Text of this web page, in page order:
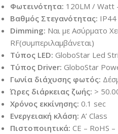
Φωτεινότητα: 120LM / Watt
Βαθμός Στεγανότητας: IP44
Dimming: Ναι με Ασύρματο
RF(συμπεριλαμβάνεται)
Τύπος LED: GloboStar Led
Τύπος Driver: GloboStar
Γωνία διάχυσης φωτός:
Ώρες διάρκειας ζωής: >
Χρόνος εκκίνησης: 0.1 sec
Ενεργειακή κλάση: A’ Class
Πιστοποιητικά: CE – RoHS –